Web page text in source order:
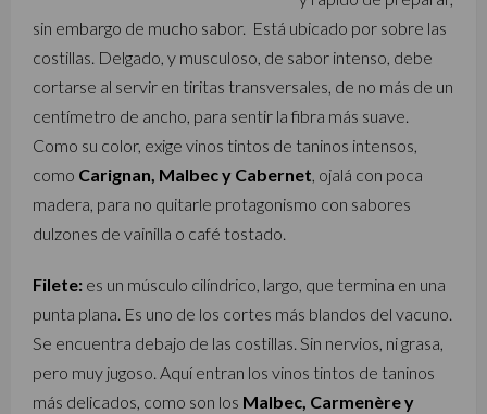
sin embargo de mucho sabor. Está ubicado por sobre las
costillas. Delgado, y musculoso, de sabor intenso, debe
cortarse al servir en tiritas transversales, de no más de un
centímetro de ancho, para sentir la fibra más suave.
Como su color, exige vinos tintos de taninos intensos,
como Carignan, Malbec y Cabernet, ojalá con poca
madera, para no quitarle protagonismo con sabores
dulzones de vainilla o café tostado.
Filete: es un músculo cilíndrico, largo, que termina en una
punta plana. Es uno de los cortes más blandos del vacuno.
Se encuentra debajo de las costillas. Sin nervios, ni grasa,
pero muy jugoso. Aquí entran los vinos tintos de taninos
más delicados, como son los Malbec, Carmenère y